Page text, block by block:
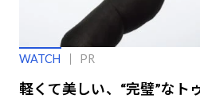
WATCH PR
軽くて美しい、“完璧”なト